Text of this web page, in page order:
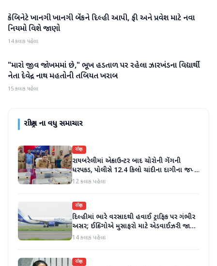
રાષ્ટ્રીય
કેબિનેટે ખાનગી ખાનગી બેંકને દિલ્હી આપી, ફી અને પ્રવેશ માટે નવા
નિયમો વિશે જાણો
14 કલાક પહેલા
રાષ્ટ્રીય
"મારો જીવ જોખમમાં છે," ભૂખ હડતાળ પર રહેલા ઝારખંડના વિદ્યાર્થી
નેતા દેવેન્દ્ર નાથ મહતોની તબિયત ખરાબ
15 કલાક પહેલા
રાષ્ટ્રીયના વધુ સમાચાર
રાષ્ટ્રીય
રાયબરેલીમાં એન્કાઉન્ટર બાદ ચોરોની ગેંગની
ધરપકડ, પોલીસે 12.4 કિલો ચાંદીના દાગીના જપ્ત
કર્યા
12 કલાક પહેલા
રાષ્ટ્રીય
દિલ્હીમાં ભારે વરસાદથી હવાઈ ટ્રાફિક પર ગંભીર
અસર; ઈન્ડિગોએ મુસાફરો માટે એડવાઈઝરી જાહેર
કરી
14 કલાક પહેલા
રાષ્ટ્રીય